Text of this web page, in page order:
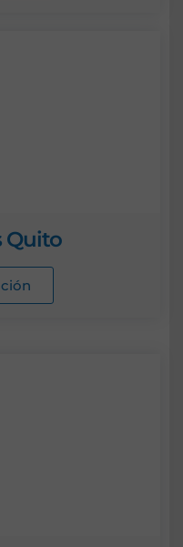
Quito